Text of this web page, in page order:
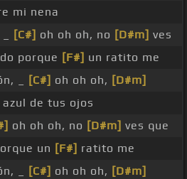
mi nena
[C#] oh oh oh, no [D#m] ves
porque [F#] un ratito me
_ [C#] oh oh oh, [D#m]
de tus ojos
oh oh oh, no [D#m] ves que
un [F#] ratito me
_ [C#] oh oh oh, [D#m]